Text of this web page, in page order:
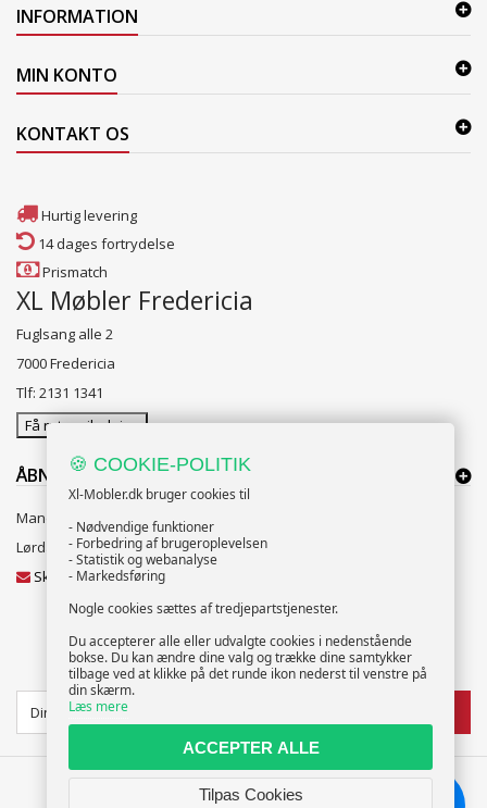
INFORMATION
MIN KONTO
KONTAKT OS
Hurtig levering
14 dages fortrydelse
Prismatch
XL Møbler Fredericia
Fuglsang alle 2
7000 Fredericia
Tlf: 2131 1341
Få rutevejledning
ÅBNINGSTIDER:
Mandag til Fredag 10:00 til 18:00
Lørdag og Søndag 10:00 til 16:00
Skriv til vores kundeservice
NYHEDSBREV
🍪 COOKIE-POLITIK
Xl-Mobler.dk bruger cookies til
- Nødvendige funktioner
- Forbedring af brugeroplevelsen
- Statistik og webanalyse
- Markedsføring
Nogle cookies sættes af tredjepartstjenester.
Du accepterer alle eller udvalgte cookies i nedenstående
bokse. Du kan ændre dine valg og trække dine samtykker
tilbage ved at klikke på det runde ikon nederst til venstre på
din skærm.
Læs mere
ACCEPTER ALLE
Tilpas Cookies